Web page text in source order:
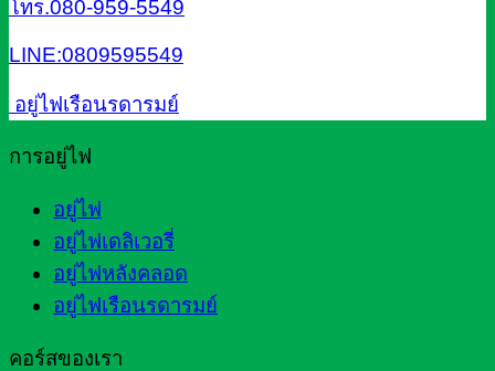
โทร.080-959-5549
LINE:0809595549
อยู่ไฟเรือนรดารมย์
การอยู่ไฟ
อยู่ไฟ
อยู่ไฟเดลิเวอรี่
อยู่ไฟหลังคลอด
อยู่ไฟเรือนรดารมย์
คอร์สของเรา